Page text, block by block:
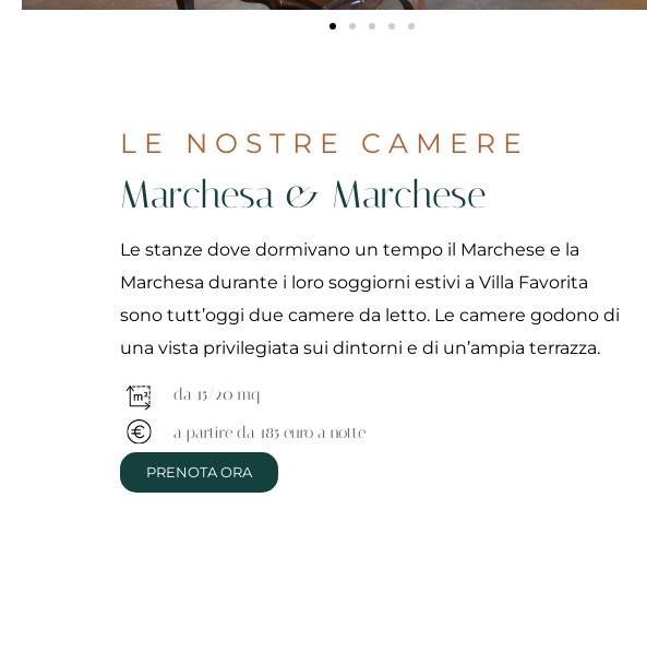
LE NOSTRE CAMERE
Marchesa & Marchese
Le stanze dove dormivano un tempo il Marchese e la
Marchesa durante i loro soggiorni estivi a Villa Favorita
sono tutt’oggi due camere da letto. Le camere godono di
una vista privilegiata sui dintorni e di un’ampia terrazza.
da 15/20 mq
a partire da 185 euro a notte
PRENOTA ORA